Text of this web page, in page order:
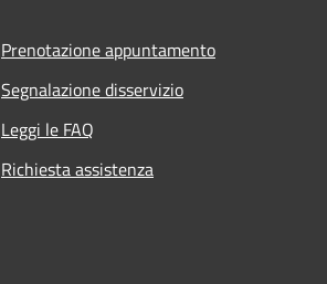
Prenotazione appuntamento
Segnalazione disservizio
Leggi le FAQ
Richiesta assistenza